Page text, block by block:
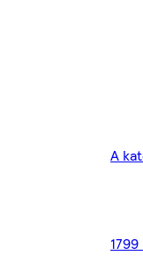
A